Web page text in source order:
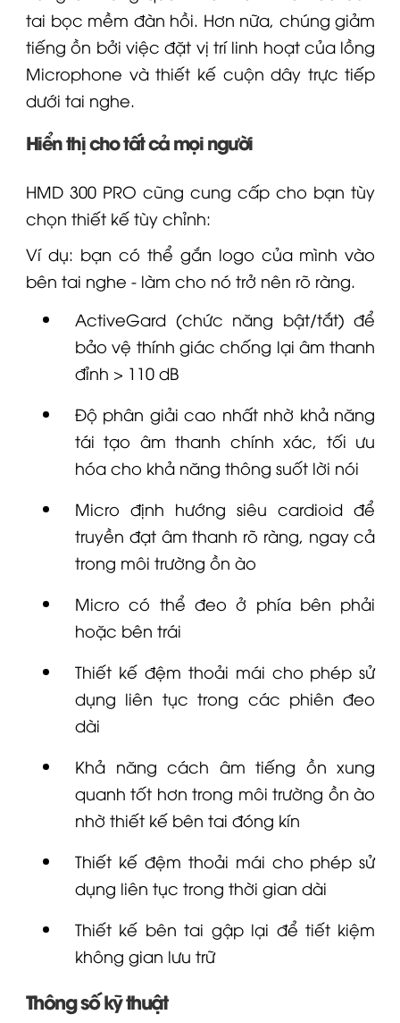
tai bọc mềm đàn hồi. Hơn nữa, chúng giảm
tiếng ồn bởi việc đặt vị trí linh hoạt của lồng
Microphone và thiết kế cuộn dây trực tiếp
dưới tai nghe.
Hiển thị cho tất cả mọi người
HMD 300 PRO cũng cung cấp cho bạn tùy
chọn thiết kế tùy chỉnh:
Ví dụ: bạn có thể gắn logo của mình vào
bên tai nghe - làm cho nó trở nên rõ ràng.
ActiveGard (chức năng bật/tắt) để
bảo vệ thính giác chống lại âm thanh
đỉnh > 110 dB
Độ phân giải cao nhất nhờ khả năng
tái tạo âm thanh chính xác, tối ưu
hóa cho khả năng thông suốt lời nói
Micro định hướng siêu cardioid để
truyền đạt âm thanh rõ ràng, ngay cả
trong môi trường ồn ào
Micro có thể đeo ở phía bên phải
hoặc bên trái
Thiết kế đệm thoải mái cho phép sử
dụng liên tục trong các phiên đeo
dài
Khả năng cách âm tiếng ồn xung
quanh tốt hơn trong môi trường ồn ào
nhờ thiết kế bên tai đóng kín
Thiết kế đệm thoải mái cho phép sử
dụng liên tục trong thời gian dài
Thiết kế bên tai gập lại để tiết kiệm
không gian lưu trữ
Thông số kỹ thuật